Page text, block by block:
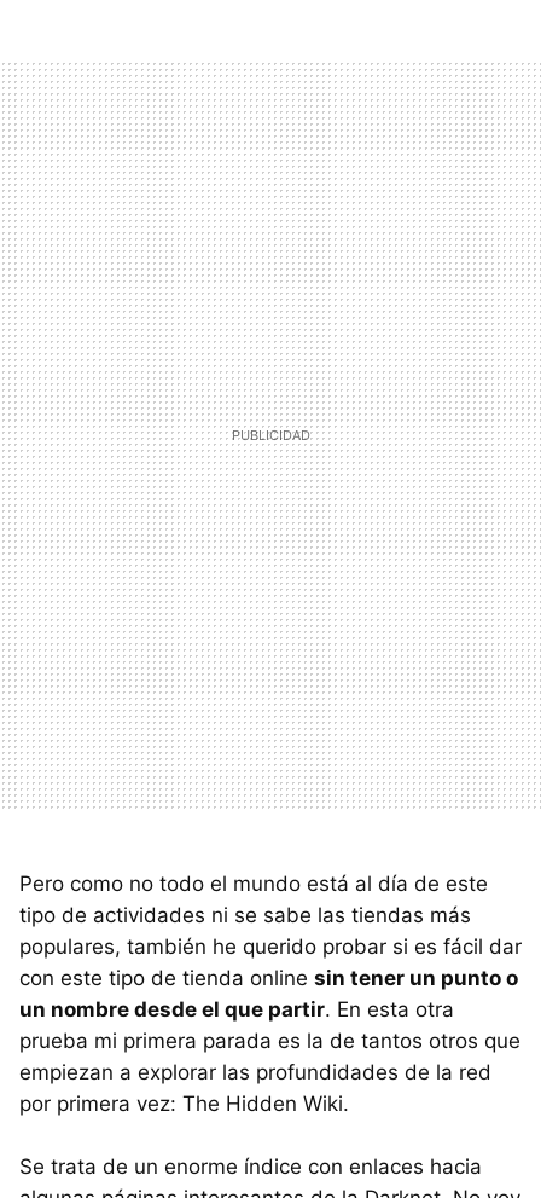
Pero como no todo el mundo está al día de este
tipo de actividades ni se sabe las tiendas más
populares, también he querido probar si es fácil dar
con este tipo de tienda online sin tener un punto o
un nombre desde el que partir. En esta otra
prueba mi primera parada es la de tantos otros que
empiezan a explorar las profundidades de la red
por primera vez: The Hidden Wiki.
Se trata de un enorme índice con enlaces hacia